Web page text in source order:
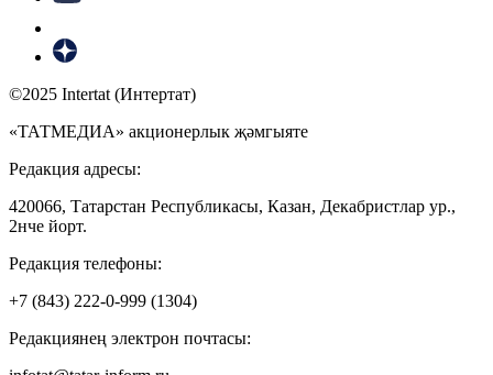
©2025 Intertat (Интертат)
«ТАТМЕДИА» акционерлык җәмгыяте
Редакция адресы:
420066, Татарстан Республикасы, Казан, Декабристлар ур.,
2нче йорт.
Редакция телефоны:
+7 (843) 222-0-999 (1304)
Редакциянең электрон почтасы: